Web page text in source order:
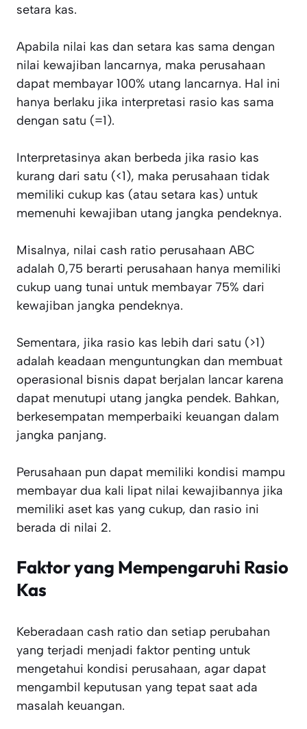
setara kas.
Apabila nilai kas dan setara kas sama dengan
nilai kewajiban lancarnya, maka perusahaan
dapat membayar 100% utang lancarnya. Hal ini
hanya berlaku jika interpretasi rasio kas sama
dengan satu (=1).
Interpretasinya akan berbeda jika rasio kas
kurang dari satu (<1), maka perusahaan tidak
memiliki cukup kas (atau setara kas) untuk
memenuhi kewajiban utang jangka pendeknya.
Misalnya, nilai cash ratio perusahaan ABC
adalah 0,75 berarti perusahaan hanya memiliki
cukup uang tunai untuk membayar 75% dari
kewajiban jangka pendeknya.
Sementara, jika rasio kas lebih dari satu (>1)
adalah keadaan menguntungkan dan membuat
operasional bisnis dapat berjalan lancar karena
dapat menutupi utang jangka pendek. Bahkan,
berkesempatan memperbaiki keuangan dalam
jangka panjang.
Perusahaan pun dapat memiliki kondisi mampu
membayar dua kali lipat nilai kewajibannya jika
memiliki aset kas yang cukup, dan rasio ini
berada di nilai 2.
Faktor yang Mempengaruhi Rasio
Kas
Keberadaan cash ratio dan setiap perubahan
yang terjadi menjadi faktor penting untuk
mengetahui kondisi perusahaan, agar dapat
mengambil keputusan yang tepat saat ada
masalah keuangan.